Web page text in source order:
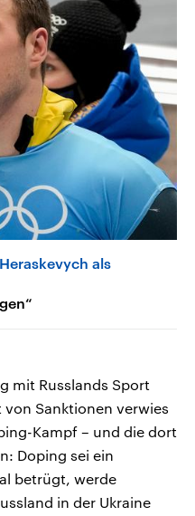
als
mit Russlands Sport
Sanktionen verwies
Kampf – und die dort
Doping sei ein
betrügt, werde
in der Ukraine